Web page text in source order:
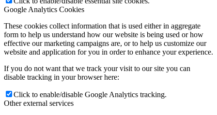
Google Analytics Cookies
These cookies collect information that is used either in aggregate
form to help us understand how our website is being used or how
effective our marketing campaigns are, or to help us customize our
website and application for you in order to enhance your experience.
If you do not want that we track your visit to our site you can
disable tracking in your browser here:
Click to enable/disable Google Analytics tracking.
Other external services